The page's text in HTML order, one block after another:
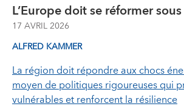
L’Europe doit se réformer
17 AVRIL 2026
ALFRED KAMMER
La région doit répondre aux chocs
moyen de politiques rigoureuses qui
vulnérables et renforcent la résilience